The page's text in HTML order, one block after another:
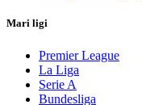
Mari ligi
Premier League
La Liga
Serie A
Bundesliga